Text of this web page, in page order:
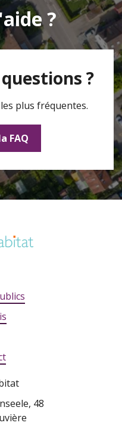
?
?
plus fréquentes.
FAQ
48